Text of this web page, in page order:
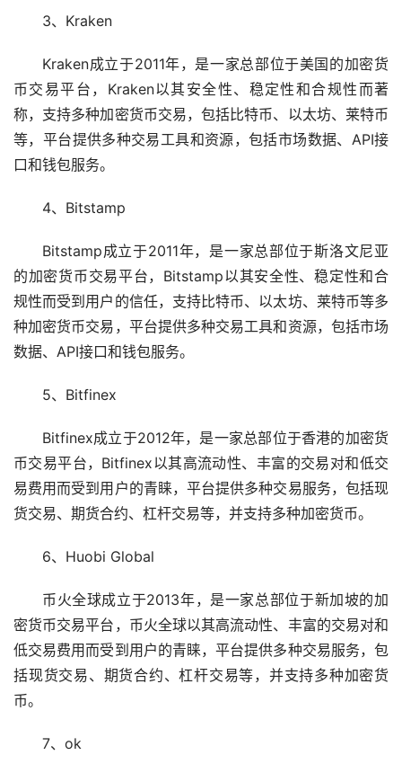
3、Kraken
Kraken成立于2011年，是一家总部位于美国的加密货
币交易平台，Kraken以其安全性、稳定性和合规性而著
称，支持多种加密货币交易，包括比特币、以太坊、莱特币
等，平台提供多种交易工具和资源，包括市场数据、API接
口和钱包服务。
4、Bitstamp
Bitstamp成立于2011年，是一家总部位于斯洛文尼亚
的加密货币交易平台，Bitstamp以其安全性、稳定性和合
规性而受到用户的信任，支持比特币、以太坊、莱特币等多
种加密货币交易，平台提供多种交易工具和资源，包括市场
数据、API接口和钱包服务。
5、Bitfinex
Bitfinex成立于2012年，是一家总部位于香港的加密货
币交易平台，Bitfinex以其高流动性、丰富的交易对和低交
易费用而受到用户的青睐，平台提供多种交易服务，包括现
货交易、期货合约、杠杆交易等，并支持多种加密货币。
6、Huobi Global
币火全球成立于2013年，是一家总部位于新加坡的加
密货币交易平台，币火全球以其高流动性、丰富的交易对和
低交易费用而受到用户的青睐，平台提供多种交易服务，包
括现货交易、期货合约、杠杆交易等，并支持多种加密货
币。
7、ok